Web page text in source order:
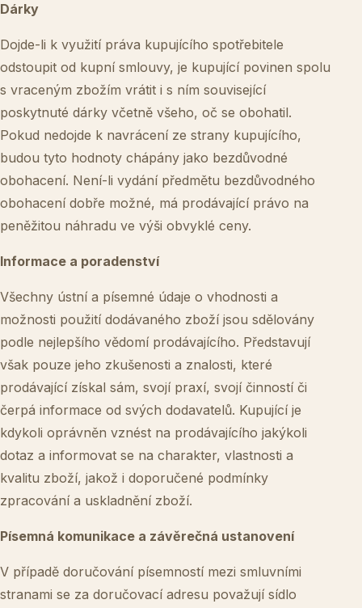
Dárky
Dojde-li k využití práva kupujícího spotřebitele
odstoupit od kupní smlouvy, je kupující povinen spolu
s vraceným zbožím vrátit i s ním související
poskytnuté dárky včetně všeho, oč se obohatil.
Pokud nedojde k navrácení ze strany kupujícího,
budou tyto hodnoty chápány jako bezdůvodné
obohacení. Není-li vydání předmětu bezdůvodného
obohacení dobře možné, má prodávající právo na
peněžitou náhradu ve výši obvyklé ceny.
Informace a poradenství
Všechny ústní a písemné údaje o vhodnosti a
možnosti použití dodávaného zboží jsou sdělovány
podle nejlepšího vědomí prodávajícího. Představují
však pouze jeho zkušenosti a znalosti, které
prodávající získal sám, svojí praxí, svojí činností či
čerpá informace od svých dodavatelů. Kupující je
kdykoli oprávněn vznést na prodávajícího jakýkoli
dotaz a informovat se na charakter, vlastnosti a
kvalitu zboží, jakož i doporučené podmínky
zpracování a uskladnění zboží.
Písemná komunikace a závěrečná ustanovení
V případě doručování písemností mezi smluvními
stranami se za doručovací adresu považují sídlo